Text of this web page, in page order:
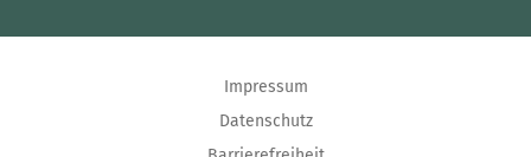
Impressum
Datenschutz